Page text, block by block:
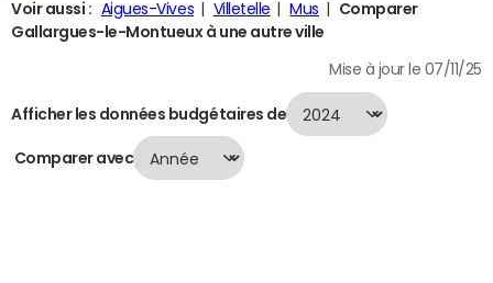
Voir aussi : Aigues-Vives Villetelle Mus
Comparer
Gallargues-le-Montueux à une autre ville
Mise à jour le 07/11/25
Afficher les données budgétaires de
Comparer avec